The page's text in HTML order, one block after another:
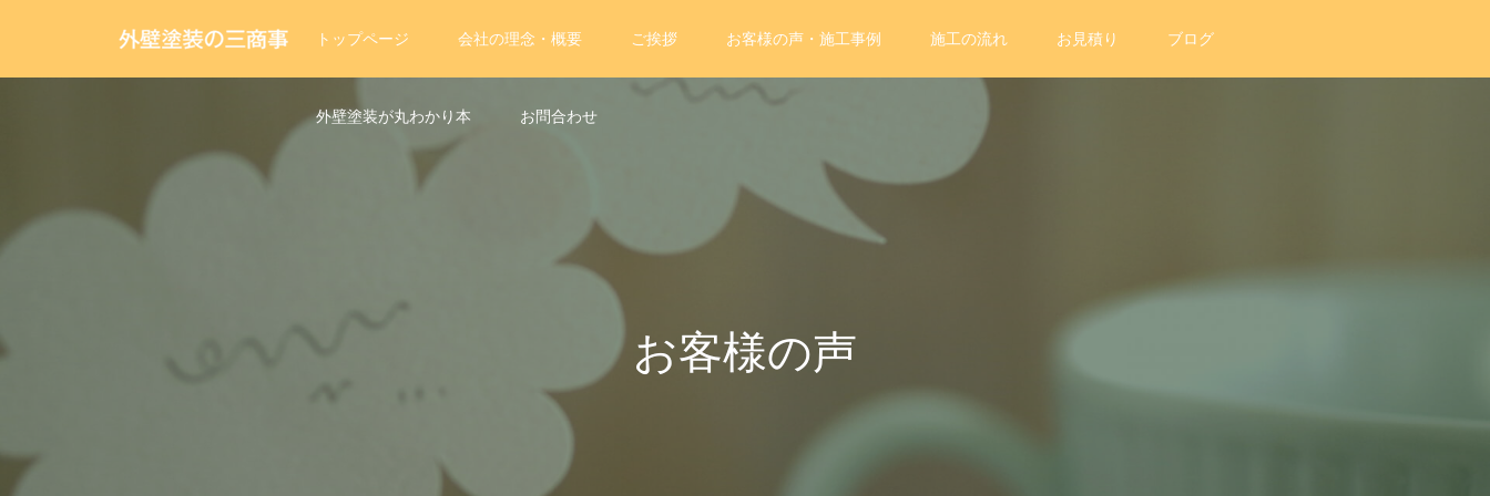
トップページ 会社の理念・概要 ご挨拶 お客様の声・施工事例 施工の流れ お見積り ブログ
外壁塗装が丸わかり本 お問合わせ
お客様の声